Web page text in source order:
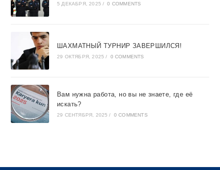
5 ДЕКАБРЯ, 2025 / 0 COMMENTS
ШАХМАТНЫЙ ТУРНИР ЗАВЕРШИЛСЯ!
29 ОКТЯБРЯ, 2025 / 0 COMMENTS
Вам нужна работа, но вы не знаете, где её
искать?
29 СЕНТЯБРЯ, 2025 / 0 COMMENTS